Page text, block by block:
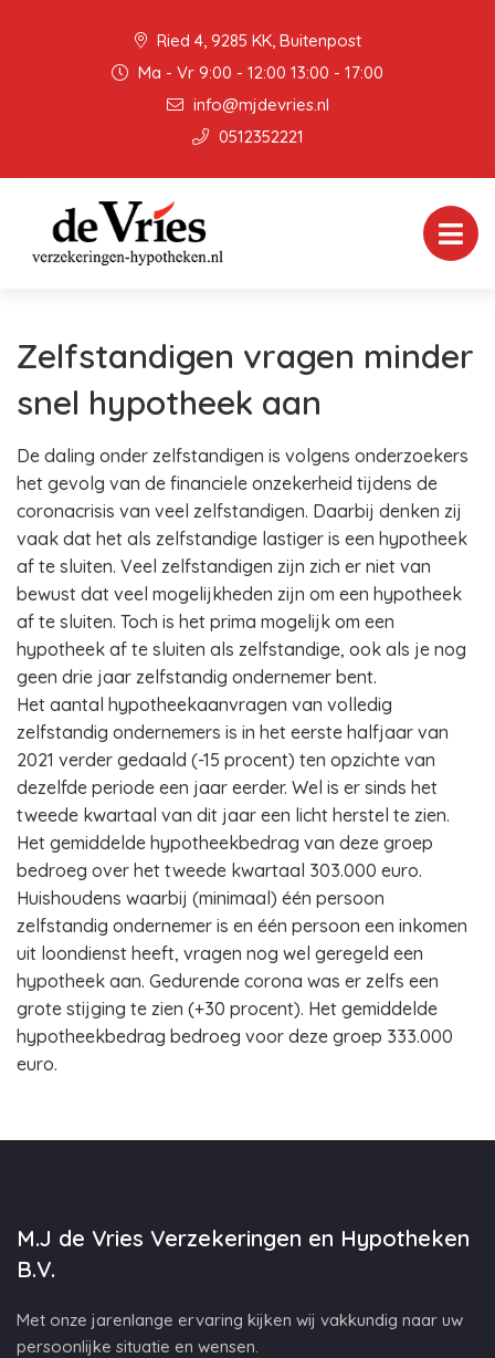
Ried 4, 9285 KK, Buitenpost
Ma - Vr 9:00 - 12:00 13:00 - 17:00
info@mjdevries.nl
0512352221
Zelfstandigen vragen minder
snel hypotheek aan
De daling onder zelfstandigen is volgens onderzoekers
het gevolg van de financiele onzekerheid tijdens de
coronacrisis van veel zelfstandigen. Daarbij denken zij
vaak dat het als zelfstandige lastiger is een hypotheek
af te sluiten. Veel zelfstandigen zijn zich er niet van
bewust dat veel mogelijkheden zijn om een hypotheek
af te sluiten. Toch is het prima mogelijk om een
hypotheek af te sluiten als zelfstandige, ook als je nog
geen drie jaar zelfstandig ondernemer bent.
Het aantal hypotheekaanvragen van volledig
zelfstandig ondernemers is in het eerste halfjaar van
2021 verder gedaald (-15 procent) ten opzichte van
dezelfde periode een jaar eerder. Wel is er sinds het
tweede kwartaal van dit jaar een licht herstel te zien.
Het gemiddelde hypotheekbedrag van deze groep
bedroeg over het tweede kwartaal 303.000 euro.
Huishoudens waarbij (minimaal) één persoon
zelfstandig ondernemer is en één persoon een inkomen
uit loondienst heeft, vragen nog wel geregeld een
hypotheek aan. Gedurende corona was er zelfs een
grote stijging te zien (+30 procent). Het gemiddelde
hypotheekbedrag bedroeg voor deze groep 333.000
euro.
M.J de Vries Verzekeringen en Hypotheken
B.V.
Met onze jarenlange ervaring kijken wij vakkundig naar uw
persoonlijke situatie en wensen.